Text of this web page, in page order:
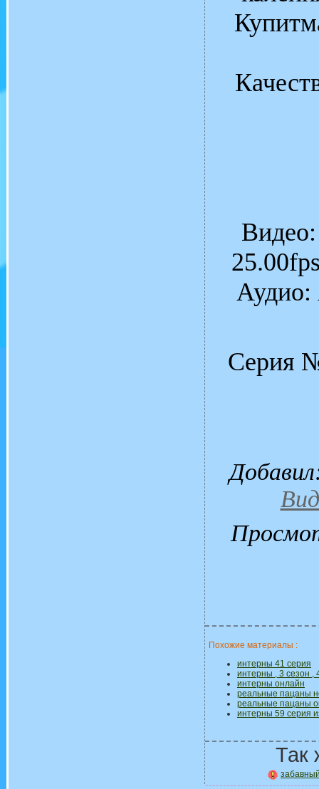
Аудио:
Серия
Добавил
Похожие материалы :
интерны 41 серия
интерны , 3 сезон ,
интерны онлайн
реальные пацаны
реальные пацаны
интерны 59 серия
Так